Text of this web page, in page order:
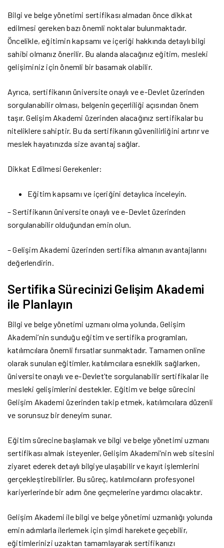
Bilgi ve belge yönetimi sertifikası almadan önce dikkat
edilmesi gereken bazı önemli noktalar bulunmaktadır.
Öncelikle, eğitimin kapsamı ve içeriği hakkında detaylı bilgi
sahibi olmanız önerilir. Bu alanda alacağınız eğitim, mesleki
gelişiminiz için önemli bir basamak olabilir.
Ayrıca, sertifikanın üniversite onaylı ve e-Devlet üzerinden
sorgulanabilir olması, belgenin geçerliliği açısından önem
taşır. Gelişim Akademi üzerinden alacağınız sertifikalar bu
niteliklere sahiptir. Bu da sertifikanın güvenilirliğini artırır ve
meslek hayatınızda size avantaj sağlar.
Dikkat Edilmesi Gerekenler:
Eğitim kapsamı ve içeriğini detaylıca inceleyin.
– Sertifikanın üniversite onaylı ve e-Devlet üzerinden
sorgulanabilir olduğundan emin olun.
– Gelişim Akademi üzerinden sertifika almanın avantajlarını
değerlendirin.
Sertifika Sürecinizi Gelişim Akademi
ile Planlayın
Bilgi ve belge yönetimi uzmanı olma yolunda, Gelişim
Akademi’nin sunduğu eğitim ve sertifika programları,
katılımcılara önemli fırsatlar sunmaktadır. Tamamen online
olarak sunulan eğitimler, katılımcılara esneklik sağlarken,
üniversite onaylı ve e-Devlet’te sorgulanabilir sertifikalar ile
mesleki gelişimlerini destekler. Eğitim ve belge sürecini
Gelişim Akademi üzerinden takip etmek, katılımcılara düzenli
ve sorunsuz bir deneyim sunar.
Eğitim sürecine başlamak ve bilgi ve belge yönetimi uzmanı
sertifikası almak isteyenler, Gelişim Akademi’nin web sitesini
ziyaret ederek detaylı bilgiye ulaşabilir ve kayıt işlemlerini
gerçekleştirebilirler. Bu süreç, katılımcıların profesyonel
kariyerlerinde bir adım öne geçmelerine yardımcı olacaktır.
Gelişim Akademi ile bilgi ve belge yönetimi uzmanlığı yolunda
emin adımlarla ilerlemek için şimdi harekete geçebilir,
eğitimlerinizi uzaktan tamamlayarak sertifikanızı